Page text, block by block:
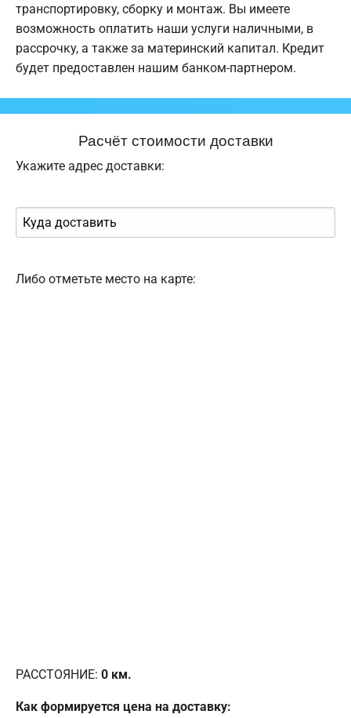
транспортировку, сборку и монтаж. Вы имеете
возможность оплатить наши услуги наличными, в
рассрочку, а также за материнский капитал. Кредит
будет предоставлен нашим банком-партнером.
Расчёт стоимости доставки
Укажите адрес доставки:
Либо отметьте место на карте:
РАССТОЯНИЕ: 0 км.
Как формируется цена на доставку: